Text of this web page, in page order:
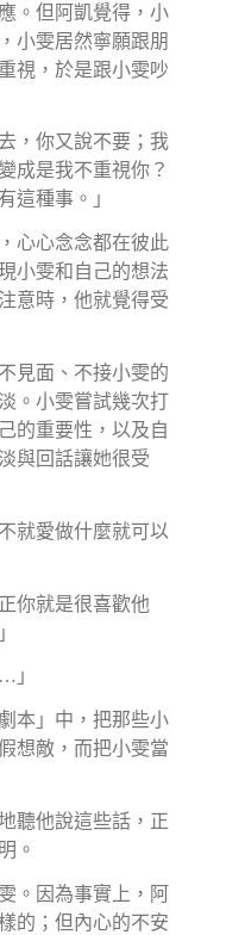
。但阿凱覺得，小
小雯居然寧願跟朋
視，於是跟小雯吵
，你又說不要；我
成是我不重視你？
這種事。」
心心念念都在彼此
小雯和自己的想法
意時，他就覺得受
見面、不接小雯的
。小雯嘗試幾次打
的重要性，以及自
與回話讓她很受
就愛做什麼就可以
你就是很喜歡他
」
本」中，把那些小
想敵，而把小雯當
聽他說這些話，正
。
。因為事實上，阿
的；但內心的不安